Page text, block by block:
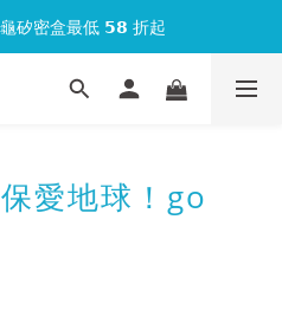
單現折 $𝟏𝟎𝟎 元❕
矽密盒最低 𝟱𝟴 折起
單現折 $𝟏𝟎𝟎 元❕
愛地球！go